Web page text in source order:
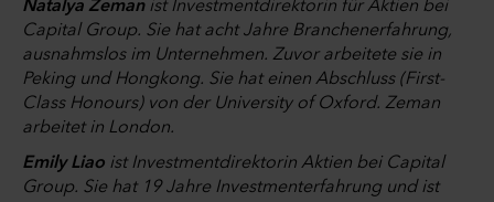
Natalya Zemanist Investmentdirektorin für Aktien bei
Capital Group. Sie hat acht Jahre Branchenerfahrung,
ausnahmslos im Unternehmen. Zuvor arbeitete sie in
Peking und Hongkong. Sie hat einen Abschluss (First-
Class Honours) von der University of Oxford. Zeman
arbeitet in London.
Emily Liao ist Investmentdirektorin Aktien bei Capital
Group. Sie hat 19 Jahre Investmenterfahrung und ist